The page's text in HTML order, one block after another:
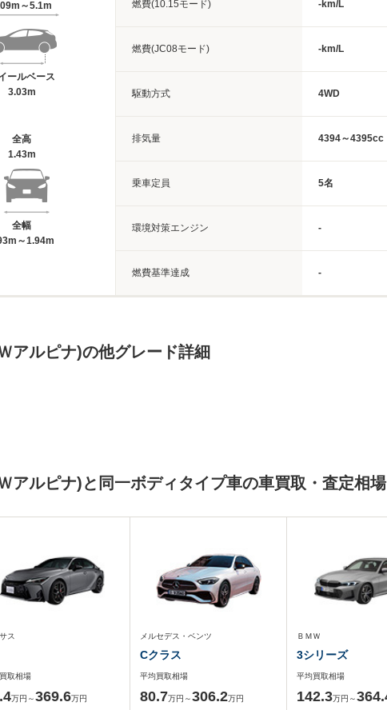
～5.1m
ールベース
3.03m
全高
1.43m
全幅
～1.94m
燃費(10.15モード) -km/L
燃費(JC08モード) -km/L
駆動方式 4WD
排気量 4394～4395cc
乗車定員 5名
環境対策エンジン -
燃費基準達成 -
アルピナ)の他グレード詳細
アルピナ)と同一ボディタイプ車の車買取・査定相場
ス
取相場
万円～369.6万円
メルセデス・ベンツ
Cクラス
平均買取相場
80.7万円～306.2万円
ＢＭＷ
3シリーズ
平均買取相場
142.3万円～